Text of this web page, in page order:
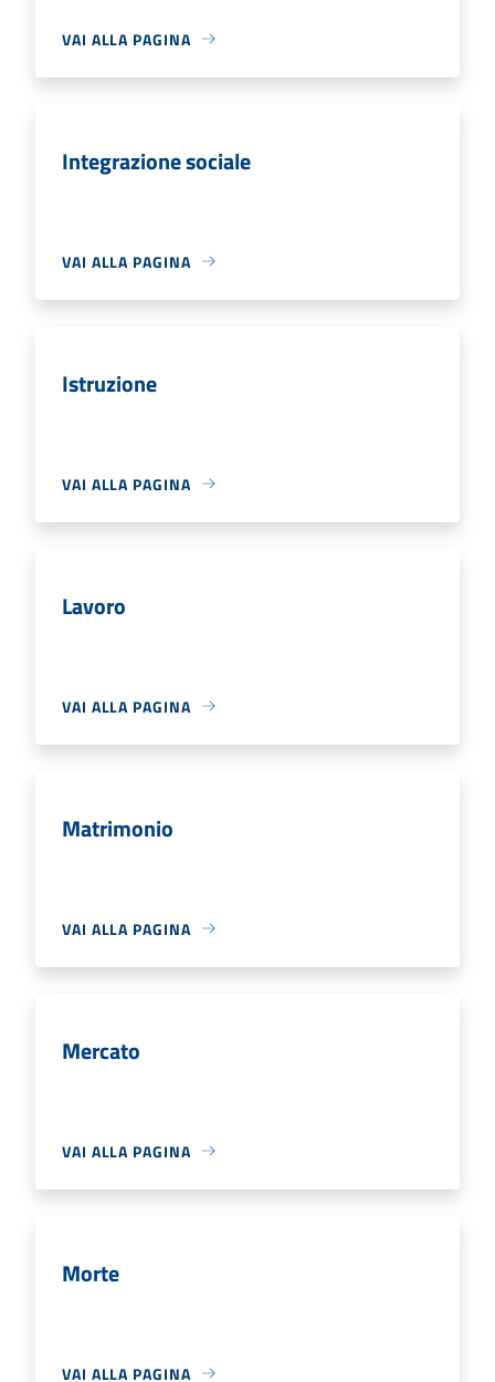
VAI ALLA PAGINA
Integrazione sociale
VAI ALLA PAGINA
Istruzione
VAI ALLA PAGINA
Lavoro
VAI ALLA PAGINA
Matrimonio
VAI ALLA PAGINA
Mercato
VAI ALLA PAGINA
Morte
VAI ALLA PAGINA